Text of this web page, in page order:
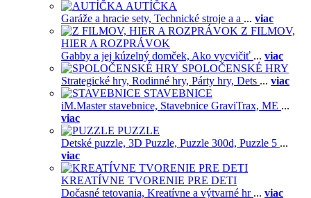
AUTÍČKA
Garáže a hracie sety, Technické stroje a a ... viac
Z FILMOV,
HIER A ROZPRÁVOK
Gabby a jej kúzelný domček, Ako vycvičiť ... viac
SPOLOČENSKÉ HRY
Strategické hry, Rodinné hry, Párty hry, Dets ... viac
STAVEBNICE
iM.Master stavebnice, Stavebnice GraviTrax, ME ...
viac
PUZZLE
Detské puzzle, 3D Puzzle, Puzzle 300d, Puzzle 5 ...
viac
KREATÍVNE TVORENIE PRE DETI
Dočasné tetovania, Kreatívne a výtvarné hr ... viac